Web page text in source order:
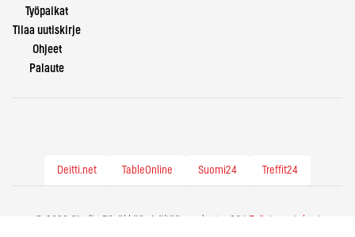
Työpaikat
Tilaa uutiskirje
Ohjeet
Palaute
Deitti.net TableOnline Suomi24 Treffit24